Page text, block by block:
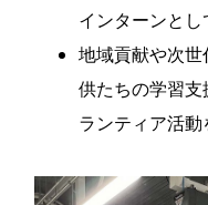
インターンとし
地域貢献や次
供たちの学習
ランティア活動